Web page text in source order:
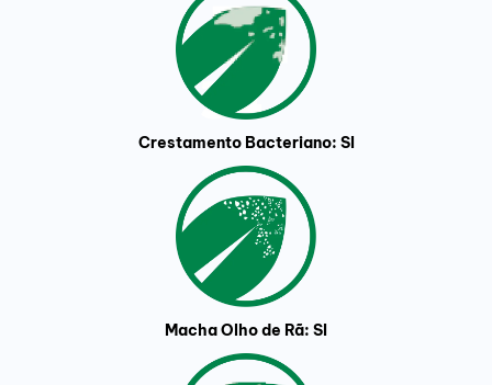
Crestamento Bacteriano: SI
Macha Olho de Rã: SI